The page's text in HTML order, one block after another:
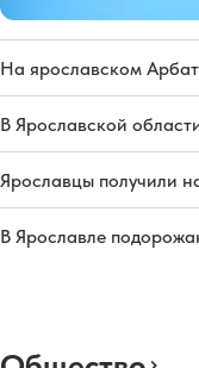
На ярославском
В Ярославской
Ярославцы получили
В Ярославле